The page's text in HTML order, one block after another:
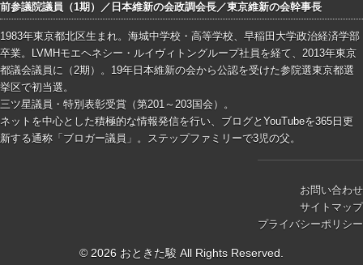
前参議院議員（1期）／日本維新の会政調会長／東京維新の会幹事長
1983年東京都北区生まれ。海城中学校・高等学校、早稲田大学政治経済学部
卒業。LVMHモエヘネシー・ルイヴィトングループ社員を経て、2013年東京
都議会議員に（2期）。19年日本維新の会から公認を受けた参院選東京都選
挙区で初当選。
三ツ星議員・特別表彰受賞（第201～203国会）。
ネットを中心とした積極的な情報発信を行い、ブログとYouTubeを365日更
新する通称「ブロガー議員」。ステップファミリーで3児の父。
お問い合わせ
サイトマップ
プライバシーポリシー
© 2026 おときた駿 All Rights Reserved.